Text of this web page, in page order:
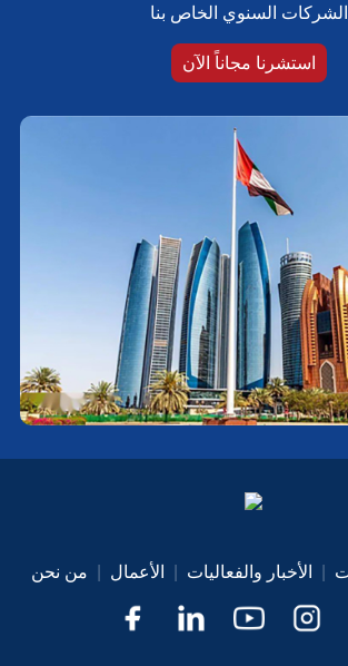
الشركات السنوي الخاص بنا
استشرنا مجاناً الآن
من نحن الأعمال الأخبار والفعاليات